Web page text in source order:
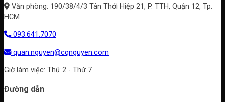
Văn phòng: 190/38/4/3 Tân Thới Hiệp 21, P. TTH, Quận 12, Tp.
HCM
093.641.7070
quan.nguyen@cqnguyen.com
Giờ làm việc: Thứ 2 - Thứ 7
Đường dẫn